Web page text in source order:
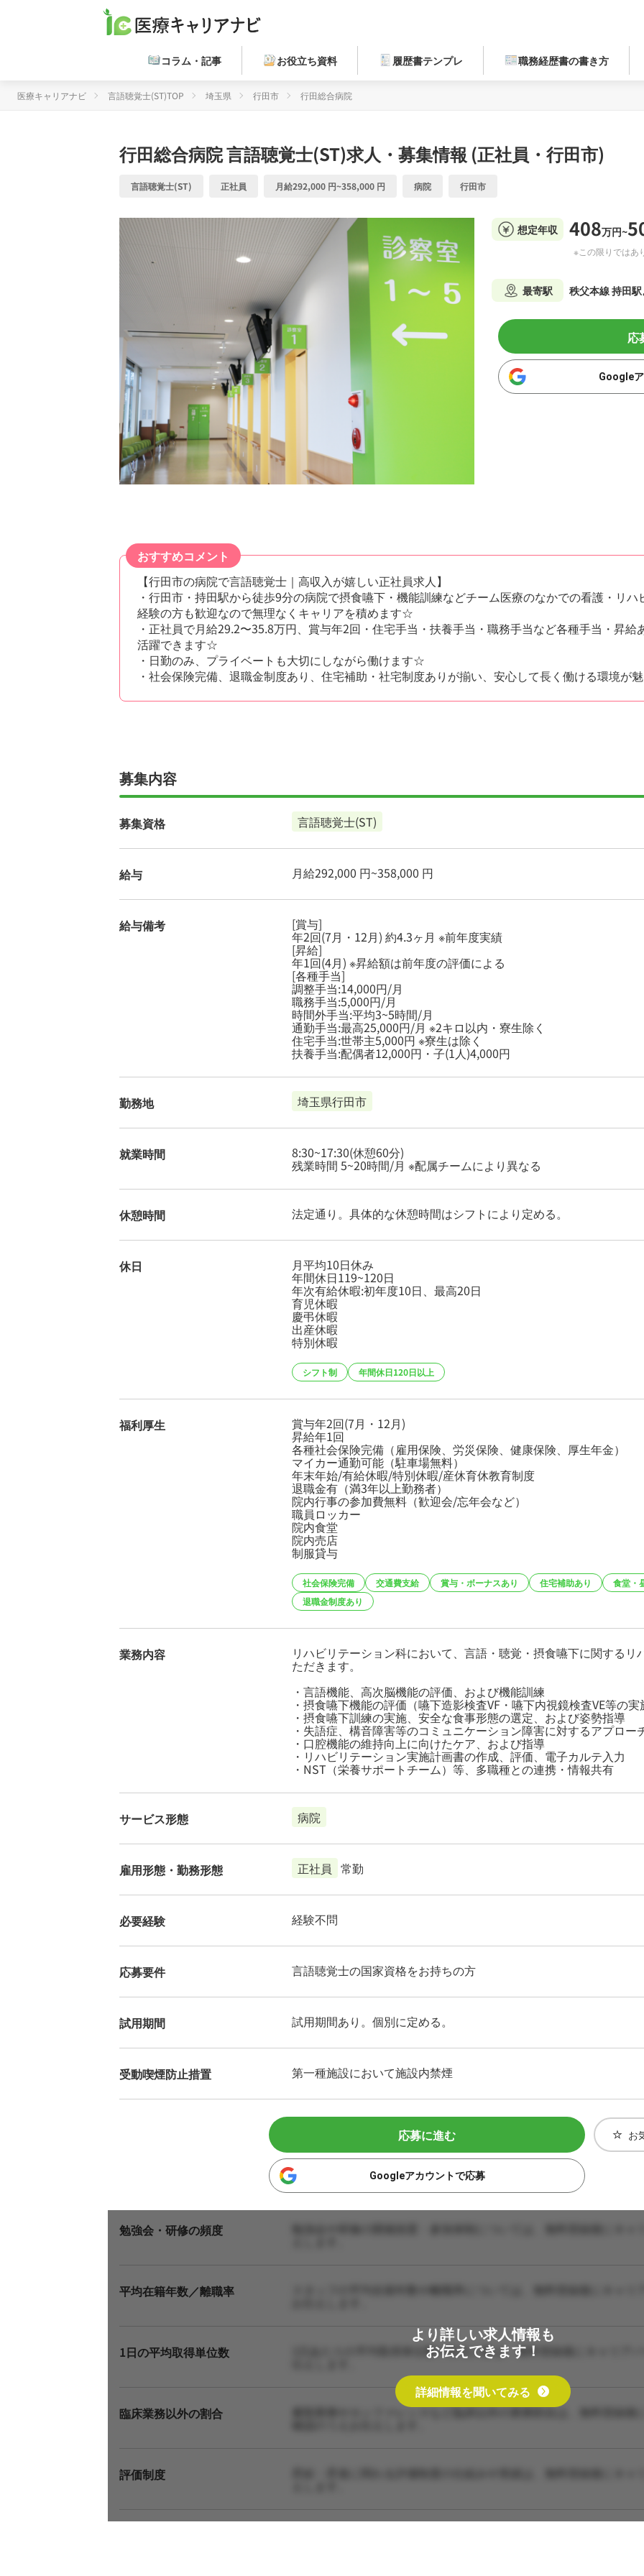
コラム・記事 お役立ち資料 履歴書テンプレ 職務経歴書の書き方
医療キャリアナビ 言語聴覚士(ST)TOP 埼玉県 行田市 行田総合病院
行田総合病院言語聴覚士(ST)求人・募集情報 (正社員・行田市)
言語聴覚士(ST) 正社員 月給292,000 円~358,000 円 病院 行田市
想定年収 408万円~
※この限りではあ
最寄駅 秩父本線 持田
応
Google
おすすめコメント
【行田市の病院で言語聴覚士｜高収入が嬉しい正社員求人】
・行田市・持田駅から徒歩9分の病院で摂食嚥下・機能訓練などチーム医療のなかでの看護・リ
経験の方も歓迎なので無理なくキャリアを積めます☆
・正社員で月給29.2〜35.8万円、賞与年2回・住宅手当・扶養手当・職務手当など各種手当・昇
活躍できます☆
・日勤のみ、プライベートも大切にしながら働けます☆
・社会保険完備、退職金制度あり、住宅補助・社宅制度ありが揃い、安心して長く働ける環境が
募集内容
募集資格 言語聴覚士(ST)
給与 月給292,000 円~358,000 円
給与備考 [賞与]
年2回(7月・12月) 約4.3ヶ月 ※前年度実績
[昇給]
年1回(4月) ※昇給額は前年度の評価による
[各種手当]
調整手当:14,000円/月
職務手当:5,000円/月
時間外手当:平均3~5時間/月
通勤手当:最高25,000円/月 ※2キロ以内・寮生除く
住宅手当:世帯主5,000円 ※寮生は除く
扶養手当:配偶者12,000円・子(1人)4,000円
勤務地 埼玉県行田市
就業時間 8:30~17:30(休憩60分)
残業時間 5~20時間/月 ※配属チームにより異なる
休憩時間 法定通り。具体的な休憩時間はシフトにより定める。
休日 月平均10日休み
年間休日119~120日
年次有給休暇:初年度10日、最高20日
育児休暇
慶弔休暇
出産休暇
特別休暇
シフト制 年間休日120日以上
福利厚生 賞与年2回(7月・12月)
昇給年1回
各種社会保険完備（雇用保険、労災保険、健康保険、厚生年金）
マイカー通勤可能（駐車場無料）
年末年始/有給休暇/特別休暇/産休育休教育制度
退職金有（満3年以上勤務者）
院内行事の参加費無料（歓迎会/忘年会など）
職員ロッカー
院内食堂
院内売店
制服貸与
社会保険完備 交通費支給 賞与・ボーナスあり 住宅補助あり
食堂・
退職金制度あり
業務内容 リハビリテーション科において、言語・聴覚・摂食嚥下に関する
ただきます。
・言語機能、高次脳機能の評価、および機能訓練
・摂食嚥下機能の評価（嚥下造影検査VF・嚥下内視鏡検査VE等の
・摂食嚥下訓練の実施、安全な食事形態の選定、および姿勢指導
・失語症、構音障害等のコミュニケーション障害に対するアプロー
・口腔機能の維持向上に向けたケア、および指導
・リハビリテーション実施計画書の作成、評価、電子カルテ入力
・NST（栄養サポートチーム）等、多職種との連携・情報共有
サービス形態 病院
雇用形態・勤務形態 正社員 常勤
必要経験 経験不問
応募要件 言語聴覚士の国家資格をお持ちの方
試用期間 試用期間あり。個別に定める。
受動喫煙防止措置 第一種施設において施設内禁煙
応募に進む
Googleアカウントで応募
お
勉強会・研修の頻度 勉強会や研修の開催頻度・参加体制については、無料登録後にキ
平均在籍年数／離職率 スタッフの平均在籍年数や離職率については、無料登録後にキャ
1日の平均取得単位数 1日あたりの平均取得単位数や担当人数は、無料登録後にキャリア
臨床業務以外の割合 書類業務やカンファレンスなど臨床以外の業務割合は、無料登録
評価制度
より詳しい求人情報も
お伝えできます！
詳細情報を聞いてみる